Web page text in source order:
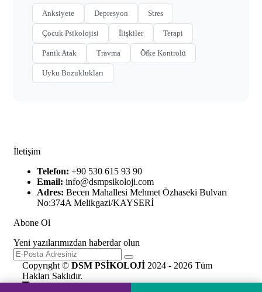
Anksiyete Depresyon Stres
Çocuk Psikolojisi İlişkiler Terapi
Panik Atak Travma Öfke Kontrolü
Uyku Bozuklukları
İletişim
Telefon: +90 530 615 93 90
Email: info@dsmpsikoloji.com
Adres: Becen Mahallesi Mehmet Özhaseki Bulvarı
No:374A Melikgazi/KAYSERİ
Abone Ol
Yeni yazılarımızdan haberdar olun
Copyrıght © DSM PSİKOLOJİ 2024 - 2026 Tüm
Hakları Saklıdır.